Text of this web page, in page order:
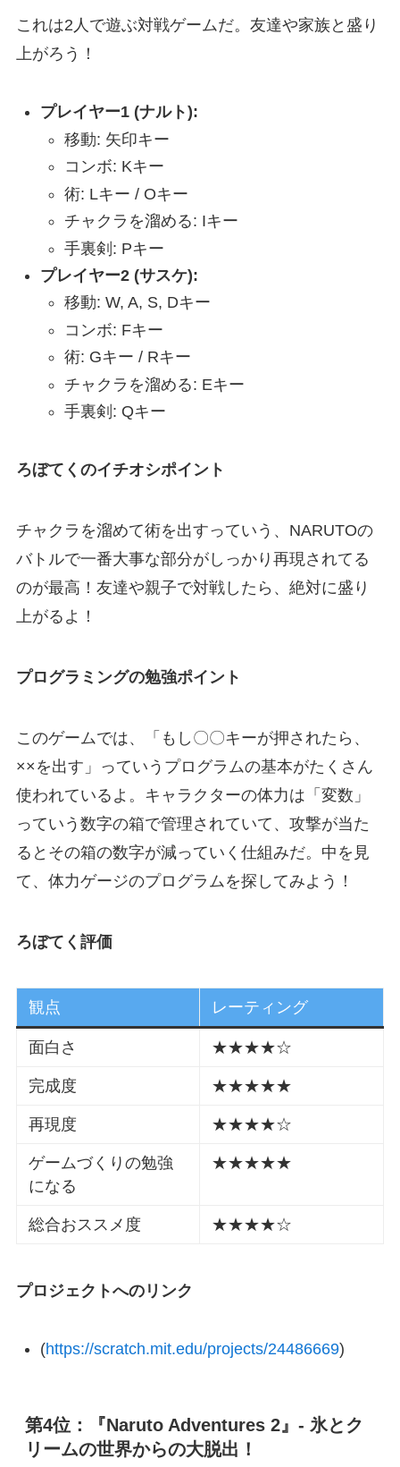
これは2人で遊ぶ対戦ゲームだ。友達や家族と盛り
上がろう！
プレイヤー1 (ナルト):
移動: 矢印キー
コンボ: Kキー
術: Lキー / Oキー
チャクラを溜める: Iキー
手裏剣: Pキー
プレイヤー2 (サスケ):
移動: W, A, S, Dキー
コンボ: Fキー
術: Gキー / Rキー
チャクラを溜める: Eキー
手裏剣: Qキー
ろぼてくのイチオシポイント
チャクラを溜めて術を出すっていう、NARUTOの
バトルで一番大事な部分がしっかり再現されてる
のが最高！友達や親子で対戦したら、絶対に盛り
上がるよ！
プログラミングの勉強ポイント
このゲームでは、「もし〇〇キーが押されたら、
××を出す」っていうプログラムの基本がたくさん
使われているよ。キャラクターの体力は「変数」
っていう数字の箱で管理されていて、攻撃が当た
るとその箱の数字が減っていく仕組みだ。中を見
て、体力ゲージのプログラムを探してみよう！
ろぼてく評価
観点 レーティング
面白さ ★★★★☆
完成度 ★★★★★
再現度 ★★★★☆
ゲームづくりの勉強
になる
★★★★★
総合おススメ度 ★★★★☆
プロジェクトへのリンク
(https://scratch.mit.edu/projects/24486669)
第4位：『Naruto Adventures 2』- 氷とク
リームの世界からの大脱出！